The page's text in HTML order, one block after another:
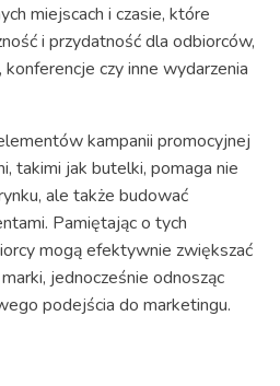
miejscach i czasie, które
i przydatność dla odbiorców,
czy inne wydarzenia
kampanii promocyjnej
takimi jak butelki, pomaga nie
ale także budować
Pamiętając o tych
mogą efektywnie zwiększać
jednocześnie odnosząc
podejścia do marketingu.